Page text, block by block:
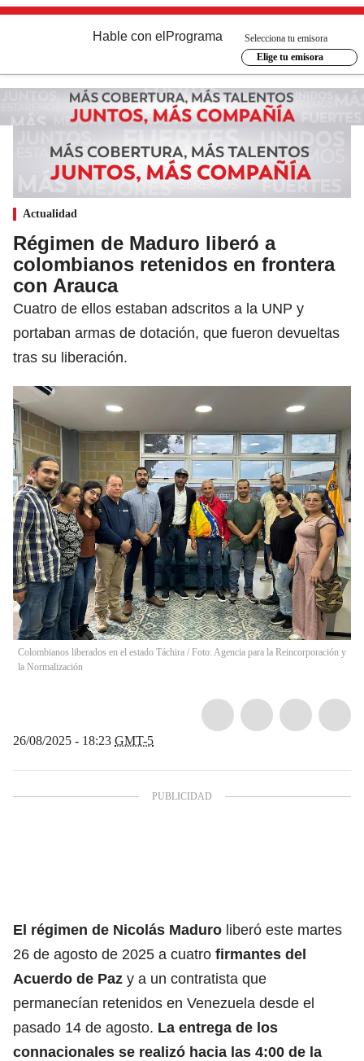
Hable con el Programa
Selecciona tu emisora
Elige tu emisora
Actualidad
Régimen de Maduro liberó a
colombianos retenidos en frontera
con Arauca
Cuatro de ellos estaban adscritos a la UNP y
portaban armas de dotación, que fueron devueltas
tras su liberación.
Colombianos liberados en el estado Táchira / Foto: Agencia para la Reincorporación y
la Normalización
26/08/2025 - 18:23 GMT-5
El régimen de Nicolás Maduro liberó este martes
26 de agosto de 2025 a cuatro firmantes del
Acuerdo de Paz y a un contratista que
permanecían retenidos en Venezuela desde el
pasado 14 de agosto. La entrega de los
connacionales se realizó hacia las 4:00 de la